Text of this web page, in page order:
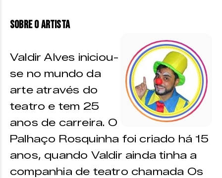
Sobre o artista
Valdir Alves iniciou-
se no mundo da
arte através do
teatro e tem 25
anos de carreira. O
Palhaço Rosquinha foi criado há 15
anos, quando Valdir ainda tinha a
companhia de teatro chamada Os